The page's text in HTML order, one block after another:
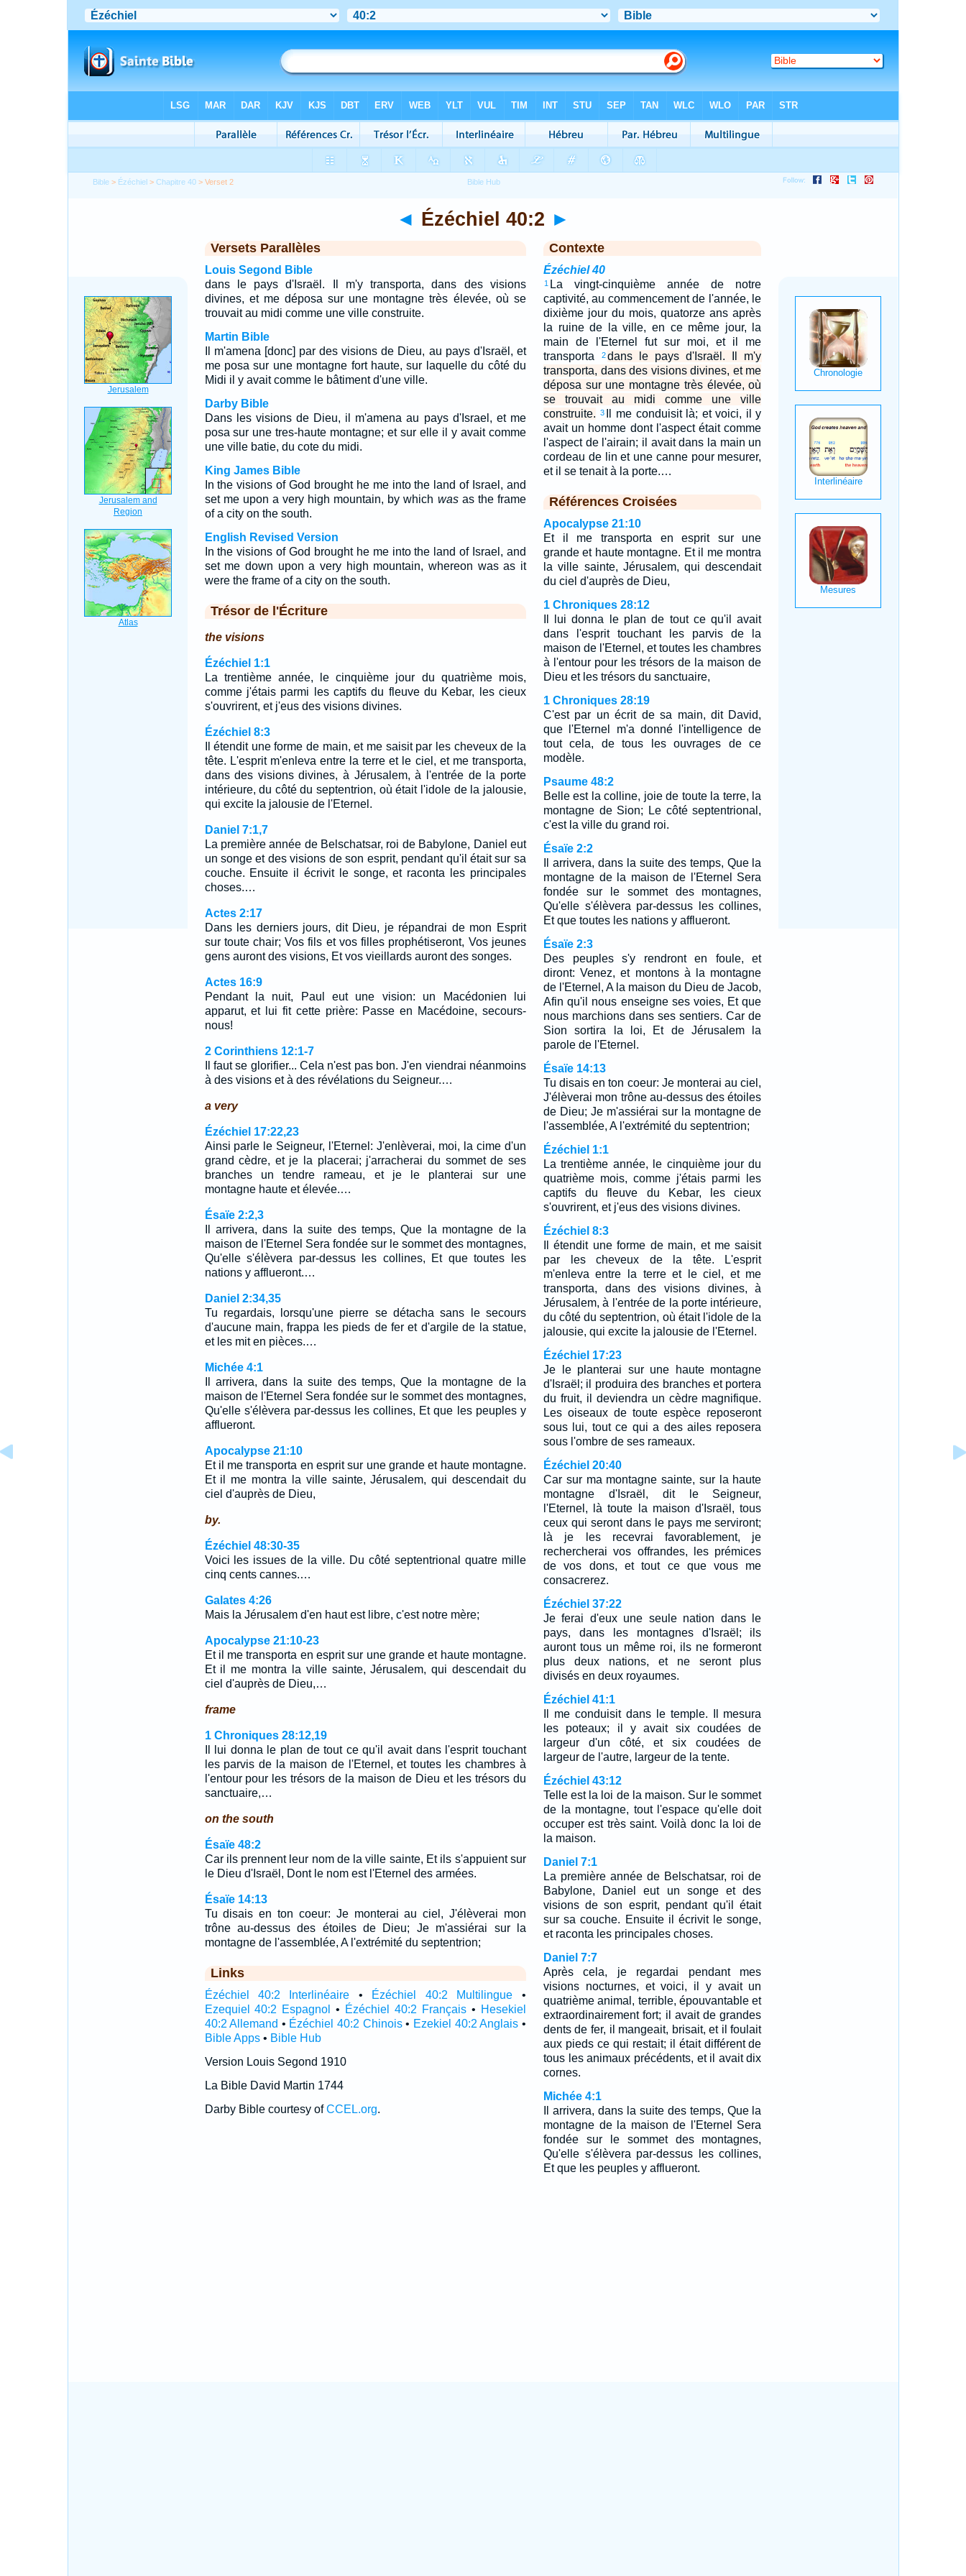
Bible > Ézéchiel >Chapitre 40 > Verset 2
◄ Ézéchiel 40:2 ►
Versets Parallèles
Louis Segond Bible
dans le pays d'Israël. Il m'y transporta, dans des visions
divines, et me déposa sur une montagne très élevée, où se
trouvait au midi comme une ville construite.
Martin Bible
Il m'amena [donc] par des visions de Dieu, au pays d'Israël, et
me posa sur une montagne fort haute, sur laquelle du côté du
Midi il y avait comme le bâtiment d'une ville.
Darby Bible
Dans les visions de Dieu, il m'amena au pays d'Israel, et me
posa sur une tres-haute montagne; et sur elle il y avait comme
une ville batie, du cote du midi.
King James Bible
In the visions of God brought he me into the land of Israel, and
set me upon a very high mountain, by which wasas the frame
of a city on the south.
English Revised Version
In the visions of God brought he me into the land of Israel, and
set me down upon a very high mountain, whereon was as it
were the frame of a city on the south.
Trésor de l'Écriture
the visions
Ézéchiel 1:1
La trentième année, le cinquième jour du quatrième mois,
comme j'étais parmi les captifs du fleuve du Kebar, les cieux
s'ouvrirent, et j'eus des visions divines.
Ézéchiel 8:3
Il étendit une forme de main, et me saisit par les cheveux de la
tête. L'esprit m'enleva entre la terre et le ciel, et me transporta,
dans des visions divines, à Jérusalem, à l'entrée de la porte
intérieure, du côté du septentrion, où était l'idole de la jalousie,
qui excite la jalousie de l'Eternel.
Daniel 7:1,7
La première année de Belschatsar, roi de Babylone, Daniel eut
un songe et des visions de son esprit, pendant qu'il était sur sa
couche. Ensuite il écrivit le songe, et raconta les principales
choses.…
Actes 2:17
Dans les derniers jours, dit Dieu, je répandrai de mon Esprit
sur toute chair; Vos fils et vos filles prophétiseront, Vos jeunes
gens auront des visions, Et vos vieillards auront des songes.
Actes 16:9
Pendant la nuit, Paul eut une vision: un Macédonien lui
apparut, et lui fit cette prière: Passe en Macédoine, secours-
nous!
2 Corinthiens 12:1-7
Il faut se glorifier... Cela n'est pas bon. J'en viendrai néanmoins
à des visions et à des révélations du Seigneur.…
a very
Ézéchiel 17:22,23
Ainsi parle le Seigneur, l'Eternel: J'enlèverai, moi, la cime d'un
grand cèdre, et je la placerai; j'arracherai du sommet de ses
branches un tendre rameau, et je le planterai sur une
montagne haute et élevée.…
Ésaïe 2:2,3
Il arrivera, dans la suite des temps, Que la montagne de la
maison de l'Eternel Sera fondée sur le sommet des montagnes,
Qu'elle s'élèvera par-dessus les collines, Et que toutes les
nations y afflueront.…
Daniel 2:34,35
Tu regardais, lorsqu'une pierre se détacha sans le secours
d'aucune main, frappa les pieds de fer et d'argile de la statue,
et les mit en pièces.…
Michée 4:1
Il arrivera, dans la suite des temps, Que la montagne de la
maison de l'Eternel Sera fondée sur le sommet des montagnes,
Qu'elle s'élèvera par-dessus les collines, Et que les peuples y
afflueront.
Apocalypse 21:10
Et il me transporta en esprit sur une grande et haute montagne.
Et il me montra la ville sainte, Jérusalem, qui descendait du
ciel d'auprès de Dieu,
by.
Ézéchiel 48:30-35
Voici les issues de la ville. Du côté septentrional quatre mille
cinq cents cannes.…
Galates 4:26
Mais la Jérusalem d'en haut est libre, c'est notre mère;
Apocalypse 21:10-23
Et il me transporta en esprit sur une grande et haute montagne.
Et il me montra la ville sainte, Jérusalem, qui descendait du
ciel d'auprès de Dieu,…
frame
1 Chroniques 28:12,19
Il lui donna le plan de tout ce qu'il avait dans l'esprit touchant
les parvis de la maison de l'Eternel, et toutes les chambres à
l'entour pour les trésors de la maison de Dieu et les trésors du
sanctuaire,…
on the south
Ésaïe 48:2
Car ils prennent leur nom de la ville sainte, Et ils s'appuient sur
le Dieu d'Israël, Dont le nom est l'Eternel des armées.
Ésaïe 14:13
Tu disais en ton coeur: Je monterai au ciel, J'élèverai mon
trône au-dessus des étoiles de Dieu; Je m'assiérai sur la
montagne de l'assemblée, A l'extrémité du septentrion;
Links
Ézéchiel 40:2 Interlinéaire • Ézéchiel 40:2 Multilingue •
Ezequiel 40:2 Espagnol
• Ézéchiel 40:2 Français • Hesekiel
40:2 Allemand • Ézéchiel 40:2 Chinois• Ezekiel 40:2 Anglais •
Bible Apps• Bible Hub
Version Louis Segond 1910
La Bible David Martin 1744
Darby Bible courtesy ofCCEL.org.
Contexte
Ézéchiel 40
1 La vingt-cinquième année de notre
captivité, au commencement de l'année, le
dixième jour du mois, quatorze ans après
la ruine de la ville, en ce même jour, la
main de l'Eternel fut sur moi, et il me
transporta
2dans le pays d'Israël. Il m'y
transporta, dans des visions divines, et me
déposa sur une montagne très élevée, où
se trouvait au midi comme une ville
construite.
3
Il me conduisit là; et voici, il y
avait un homme dont l'aspect était comme
l'aspect de l'airain; il avait dans la main un
cordeau de lin et une canne pour mesurer,
et il se tenait à la porte.…
Références Croisées
Apocalypse 21:10
Et il me transporta en esprit sur une
grande et haute montagne. Et il me montra
la ville sainte, Jérusalem, qui descendait
du ciel d'auprès de Dieu,
1 Chroniques 28:12
Il lui donna le plan de tout ce qu'il avait
dans l'esprit touchant les parvis de la
maison de l'Eternel, et toutes les chambres
à l'entour pour les trésors de la maison de
Dieu et les trésors du sanctuaire,
1 Chroniques 28:19
C'est par un écrit de sa main, dit David,
que l'Eternel m'a donné l'intelligence de
tout cela, de tous les ouvrages de ce
modèle.
Psaume 48:2
Belle est la colline, joie de toute la terre, la
montagne de Sion; Le côté septentrional,
c'est la ville du grand roi.
Ésaïe 2:2
Il arrivera, dans la suite des temps, Que la
montagne de la maison de l'Eternel Sera
fondée sur le sommet des montagnes,
Qu'elle s'élèvera par-dessus les collines,
Et que toutes les nations y afflueront.
Ésaïe 2:3
Des peuples s'y rendront en foule, et
diront: Venez, et montons à la montagne
de l'Eternel, A la maison du Dieu de Jacob,
Afin qu'il nous enseigne ses voies, Et que
nous marchions dans ses sentiers. Car de
Sion sortira la loi, Et de Jérusalem la
parole de l'Eternel.
Ésaïe 14:13
Tu disais en ton coeur: Je monterai au ciel,
J'élèverai mon trône au-dessus des étoiles
de Dieu; Je m'assiérai sur la montagne de
l'assemblée, A l'extrémité du septentrion;
Ézéchiel 1:1
La trentième année, le cinquième jour du
quatrième mois, comme j'étais parmi les
captifs du fleuve du Kebar, les cieux
s'ouvrirent, et j'eus des visions divines.
Ézéchiel 8:3
Il étendit une forme de main, et me saisit
par les cheveux de la tête. L'esprit
m'enleva entre la terre et le ciel, et me
transporta, dans des visions divines, à
Jérusalem, à l'entrée de la porte intérieure,
du côté du septentrion, où était l'idole de la
jalousie, qui excite la jalousie de l'Eternel.
Ézéchiel 17:23
Je le planterai sur une haute montagne
d'Israël; il produira des branches et portera
du fruit, il deviendra un cèdre magnifique.
Les oiseaux de toute espèce reposeront
sous lui, tout ce qui a des ailes reposera
sous l'ombre de ses rameaux.
Ézéchiel 20:40
Car sur ma montagne sainte, sur la haute
montagne d'Israël, dit le Seigneur,
l'Eternel, là toute la maison d'Israël, tous
ceux qui seront dans le pays me serviront;
là je les recevrai favorablement, je
rechercherai vos offrandes, les prémices
de vos dons, et tout ce que vous me
consacrerez.
Ézéchiel 37:22
Je ferai d'eux une seule nation dans le
pays, dans les montagnes d'Israël; ils
auront tous un même roi, ils ne formeront
plus deux nations, et ne seront plus
divisés en deux royaumes.
Ézéchiel 41:1
Il me conduisit dans le temple. Il mesura
les poteaux; il y avait six coudées de
largeur d'un côté, et six coudées de
largeur de l'autre, largeur de la tente.
Ézéchiel 43:12
Telle est la loi de la maison. Sur le sommet
de la montagne, tout l'espace qu'elle doit
occuper est très saint. Voilà donc la loi de
la maison.
Daniel 7:1
La première année de Belschatsar, roi de
Babylone, Daniel eut un songe et des
visions de son esprit, pendant qu'il était
sur sa couche. Ensuite il écrivit le songe,
et raconta les principales choses.
Daniel 7:7
Après cela, je regardai pendant mes
visions nocturnes, et voici, il y avait un
quatrième animal, terrible, épouvantable et
extraordinairement fort; il avait de grandes
dents de fer, il mangeait, brisait, et il foulait
aux pieds ce qui restait; il était différent de
tous les animaux précédents, et il avait dix
cornes.
Michée 4:1
Il arrivera, dans la suite des temps, Que la
montagne de la maison de l'Eternel Sera
fondée sur le sommet des montagnes,
Qu'elle s'élèvera par-dessus les collines,
Et que les peuples y afflueront.